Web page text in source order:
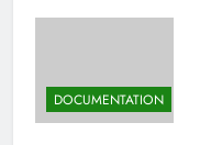
DOCUMENTATION